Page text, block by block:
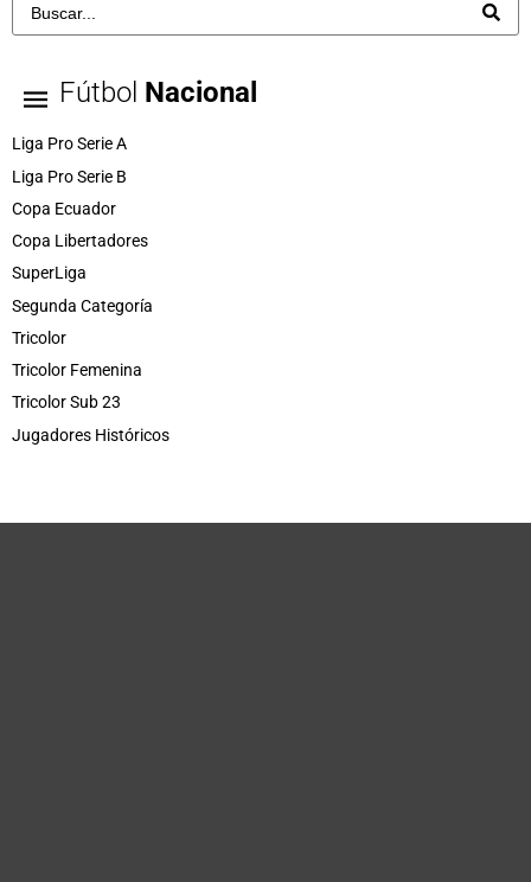
Fútbol Nacional
Liga Pro Serie A
Liga Pro Serie B
Copa Ecuador
Copa Libertadores
SuperLiga
Segunda Categoría
Tricolor
Tricolor Femenina
Tricolor Sub 23
Jugadores Históricos